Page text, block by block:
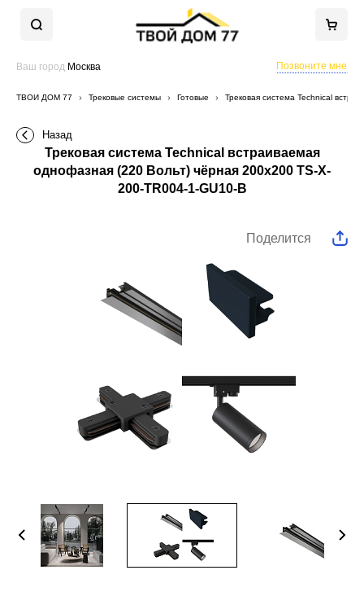
Ваш город Москва Позвоните мне
ТВОЙ ДОМ 77 Трековые системы Готовые Трековая система Technical
Назад
Трековая система Technical встраиваемая
однофазная (220 Вольт) чёрная 200x200 TS-X-
200-TR004-1-GU10-B
Поделится